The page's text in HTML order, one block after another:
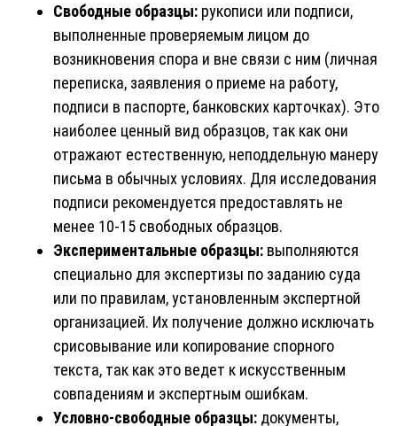
Свободные образцы: рукописи или подписи,
выполненные проверяемым лицом до
возникновения спора и вне связи с ним (личная
переписка, заявления о приеме на работу,
подписи в паспорте, банковских карточках). Это
наиболее ценный вид образцов, так как они
отражают естественную, неподдельную манеру
письма в обычных условиях. Для исследования
подписи рекомендуется предоставлять не
менее 10-15 свободных образцов.
Экспериментальные образцы: выполняются
специально для экспертизы по заданию суда
или по правилам, установленным экспертной
организацией. Их получение должно исключать
срисовывание или копирование спорного
текста, так как это ведет к искусственным
совпадениям и экспертным ошибкам.
Условно-свободные образцы: документы,